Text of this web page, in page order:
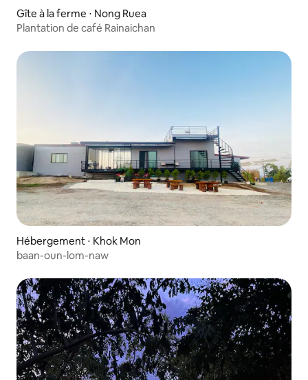
Gîte à la ferme ⋅ Nong Ruea
Plantation de café Rainaichan
Hébergement ⋅ Khok Mon
baan-oun-lom-naw